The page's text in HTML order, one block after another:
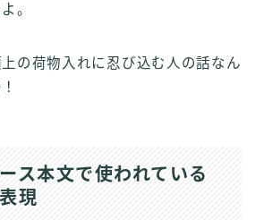
。
の荷物入れに忍び込む人の話なん
ス本文で使われている
現